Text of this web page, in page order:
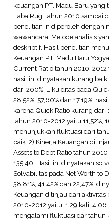
keuangan PT. Madu Baru yang
Laba Rugi tahun 2010 sampai
penelitian in diperoleh dengan
wawancara. Metode analisis
deskriptif. Hasil penelitian
Keuangan PT. Madu Baru
Current Ratio tahun 2010-2012
hasil ini dinyatakan kurang
dari 200%. Likuiditas pada
28,52%, 57,60% dan 17,19%,
karena Quick Ratio kurang dari
tahun 2010-2012 yaitu 11,52%,
menunjukkan fluktuasi dari
baik. 2) Kinerja Keuangan
Assets to Debt Ratio tahun
135,40. Hasil ini dinyatakan
Solvabilitas pada Net Worth to
38,81%, 41.42% dan 22,47%,
Keuangan ditinjau dari
2010-2012 yaitu, 1,29 kali,
mengalami fluktuasi dar tahun